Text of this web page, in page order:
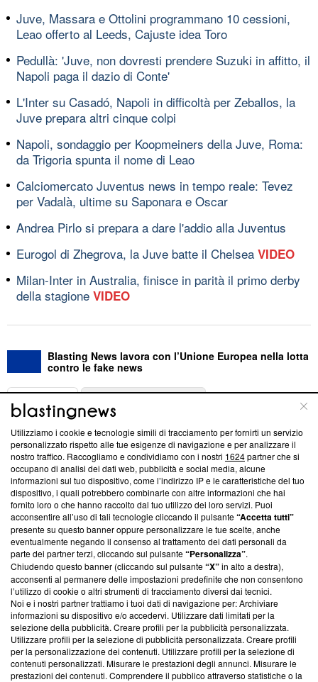
Juve, Massara e Ottolini programmano 10 cessioni,
Leao offerto al Leeds, Cajuste idea Toro
Pedullà: 'Juve, non dovresti prendere Suzuki in affitto, il
Napoli paga il dazio di Conte'
L'Inter su Casadó, Napoli in difficoltà per Zeballos, la
Juve prepara altri cinque colpi
Napoli, sondaggio per Koopmeiners della Juve, Roma:
da Trigoria spunta il nome di Leao
Calciomercato Juventus news in tempo reale: Tevez
per Vadalà, ultime su Saponara e Oscar
Andrea Pirlo si prepara a dare l'addio alla Juventus
Eurogol di Zhegrova, la Juve batte il Chelsea VIDEO
Milan-Inter in Australia, finisce in parità il primo derby
della stagione VIDEO
Blasting News lavora con l’Unione Europea nella lotta
contro le fake news
ABOUT
Questa sezione offre informazioni trasparenti su Blasting
News, sui nostri processi editoriali e su come ci impegniamo a
creare news di qualità. Inoltre, afferma la nostra aderenza a
‘Trust Project - News with Integrity’Blasting News non è
ancora membro del programma, ma ha richiesto di farne
parte; Trust Project non ha ancora effettuato una verifica di
conformità agli standard.
Su di noi
Team editoriale
Corporate
Redazione
Informativa Privacy
Utilizziamo i cookie e tecnologie simili di tracciamento per fornirti un servizio
personalizzato rispetto alle tue esigenze di navigazione e per analizzare il
nostro traffico. Raccogliamo e condividiamo con i nostri 1624partner che si
occupano di analisi dei dati web, pubblicità e social media, alcune
informazioni sul tuo dispositivo, come l’indirizzo IP e le caratteristiche del tuo
dispositivo, i quali potrebbero combinarle con altre informazioni che hai
fornito loro o che hanno raccolto dal tuo utilizzo dei loro servizi. Puoi
acconsentire all’uso di tali tecnologie cliccando il pulsante“Accetta tutti”
presente su questo banner oppure personalizzare le tue scelte, anche
eventualmente negando il consenso al trattamento dei dati personali da
parte dei partner terzi, cliccando sul pulsante“Personalizza”.
Chiudendo questo banner (cliccando sul pulsante“X”in alto a destra),
acconsenti al permanere delle impostazioni predefinite che non consentono
l’utilizzo di cookie o altri strumenti di tracciamento diversi dai tecnici.
Noi e i nostri partner trattiamo i tuoi dati di navigazione per: Archiviare
informazioni su dispositivo e/o accedervi. Utilizzare dati limitati per la
selezione della pubblicità. Creare profili per la pubblicità personalizzata.
Utilizzare profili per la selezione di pubblicità personalizzata. Creare profili
per la personalizzazione dei contenuti. Utilizzare profili per la selezione di
contenuti personalizzati. Misurare le prestazioni degli annunci. Misurare le
prestazioni dei contenuti. Comprendere il pubblico attraverso statistiche o la